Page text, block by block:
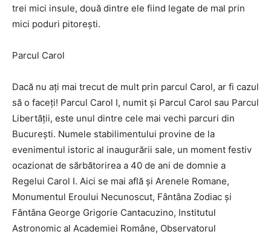
trei mici insule, două dintre ele fiind legate de mal prin
mici poduri pitoreşti.
Parcul Carol
Dacă nu ați mai trecut de mult prin parcul Carol, ar fi cazul
să o faceți! Parcul Carol I, numit şi Parcul Carol sau Parcul
Libertăţii, este unul dintre cele mai vechi parcuri din
Bucureşti. Numele stabilimentului provine de la
evenimentul istoric al inaugurării sale, un moment festiv
ocazionat de sărbătorirea a 40 de ani de domnie a
Regelui Carol I. Aici se mai află și Arenele Romane,
Monumentul Eroului Necunoscut, Fântâna Zodiac şi
Fântâna George Grigorie Cantacuzino, Institutul
Astronomic al Academiei Române, Observatorul